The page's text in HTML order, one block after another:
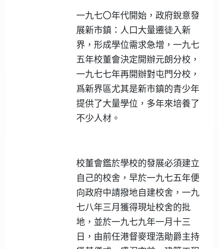
一九七〇年代開始，政府銳意發
展新市鎮：人口大量遷徒入新
界，形成學位需求急增，一九七
五年校董會決定開辦元朗分校，
一九七七年再開辦對屯門分校，
爲新界區尤其是新市鎮的青少年
提供了大量學位，多年來培養了
不少人材。
校董會鑑於學校的發展必須建立
自己的校舍，早於一九七五年便
向政府中請撥地自建校舍，一九
七八年三月獲得現址校舍的批
地，並於一九七九年一月十三
日，由前任港督麥理浩勛爵主持